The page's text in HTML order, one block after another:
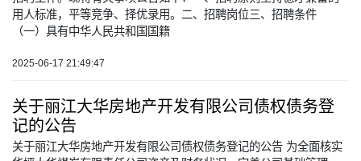
用人标准，平等竞争、择优录用。二、招聘岗位三、招聘条件
（一）具有中华人民共和国国籍
2025-06-17 21:49:47
关于丽江大华房地产开发有限公司债权债务登
记的公告
关于丽江大华房地产开发有限公司债权债务登记的公告 为全面核实